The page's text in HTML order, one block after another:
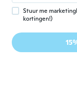
ongeveer 5
Sylvain
Lid
Stuur me
kortingen!)